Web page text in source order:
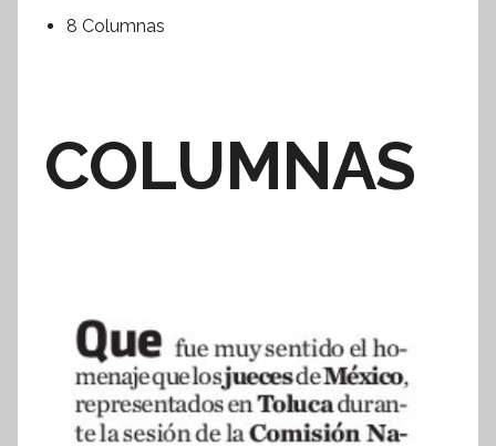
8 Columnas
COLUMNAS